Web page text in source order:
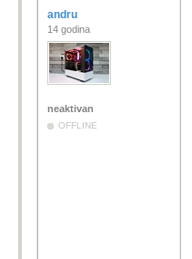
andru
14 godina
neaktivan
OFFLINE